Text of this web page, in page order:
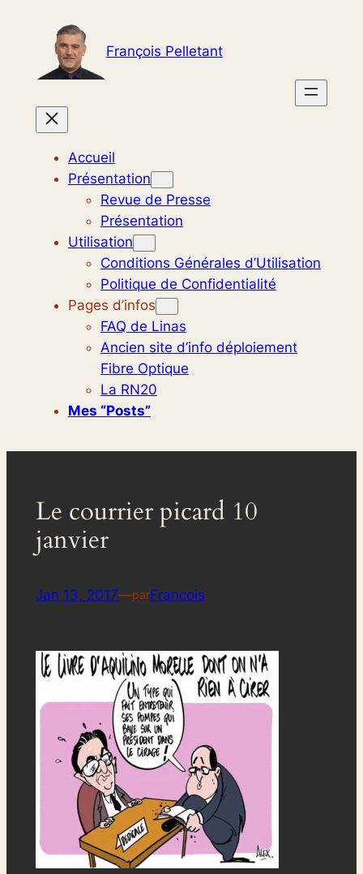
contenu
François Pelletant
Accueil
Présentation
Revue de Presse
Présentation
Utilisation
Conditions Générales d’Utilisation
Politique de Confidentialité
Pages d’infos
FAQ de Linas
Ancien site d’info déploiement
Fibre Optique
La RN20
Mes “posts”
Le courrier picard 10
janvier
Jan 13, 2017—parFrancois